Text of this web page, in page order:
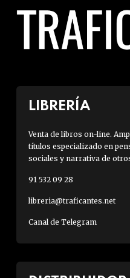
LIBRERÍA
Venta de libros on-line.
títulos especializado en
sociales y narrativa de
91 532 09 28
libreria@traficantes.net
Canal de Telegram